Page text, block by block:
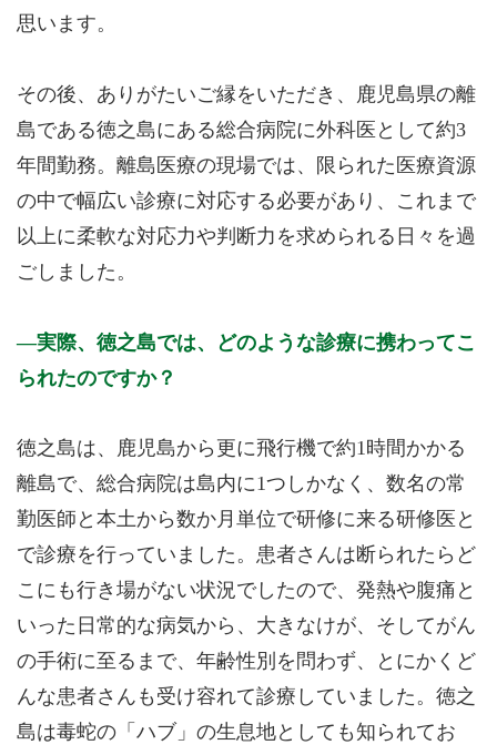
思います。
その後、ありがたいご縁をいただき、鹿児島県の離
島である徳之島にある総合病院に外科医として約3
年間勤務。離島医療の現場では、限られた医療資源
の中で幅広い診療に対応する必要があり、これまで
以上に柔軟な対応力や判断力を求められる日々を過
ごしました。
実際、徳之島では、どのような診療に携わってこ
られたのですか？
徳之島は、鹿児島から更に飛行機で約1時間かかる
離島で、総合病院は島内に1つしかなく、数名の常
勤医師と本土から数か月単位で研修に来る研修医と
で診療を行っていました。患者さんは断られたらど
こにも行き場がない状況でしたので、発熱や腹痛と
いった日常的な病気から、大きなけが、そしてがん
の手術に至るまで、年齢性別を問わず、とにかくど
んな患者さんも受け容れて診療していました。徳之
島は毒蛇の「ハブ」の生息地としても知られてお